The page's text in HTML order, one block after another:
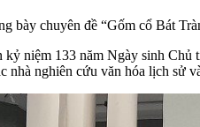
bày chuyên đề “Gốm cổ Bát
kỷ niệm 133 năm Ngày sinh
nghiên cứu văn hóa lịch sử